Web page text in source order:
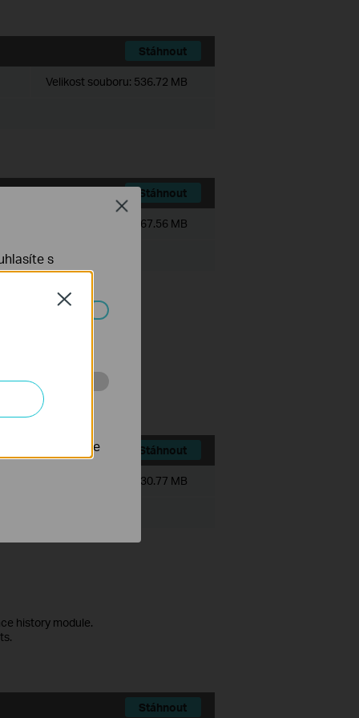
Stáhnout
Velikost souboru: 536.72 MB
Stáhnout
467.56 MB
Stáhnout
530.77 MB
history module.
Stáhnout
Close
s
za
nastavit, aby se
Close